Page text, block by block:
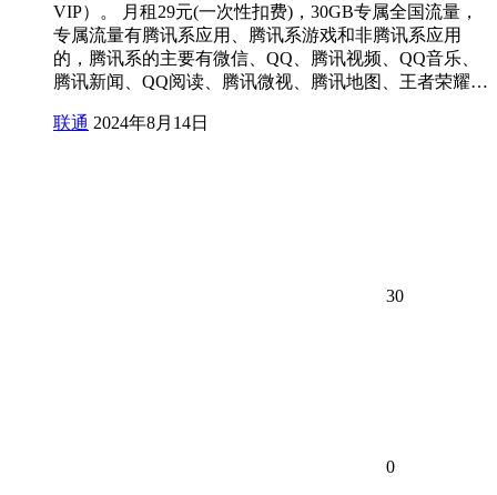
VIP）。 月租29元(一次性扣费)，30GB专属全国流量，
专属流量有腾讯系应用、腾讯系游戏和非腾讯系应用
的，腾讯系的主要有微信、QQ、腾讯视频、QQ音乐、
腾讯新闻、QQ阅读、腾讯微视、腾讯地图、王者荣耀…
联通 2024年8月14日
30
0